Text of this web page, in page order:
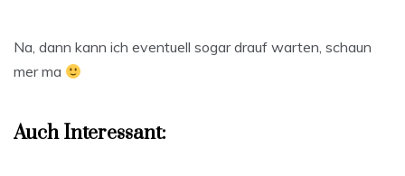
Na, dann kann ich eventuell sogar drauf warten, schaun
mer ma
Auch Interessant: